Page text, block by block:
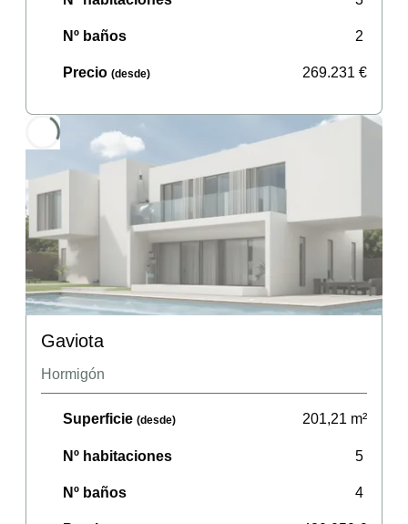
Nº baños 2
Precio (desde) 269.231 €
Gaviota
Hormigón
Superficie (desde) 201,21 m²
Nº habitaciones 5
Nº baños 4